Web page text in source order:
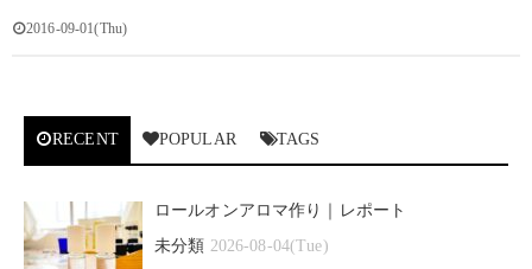
2016-09-01(Thu)
RECENT POPULAR TAGS
ロールオンアロマ作り｜レポート
未分類 2026-08-04(Tue)